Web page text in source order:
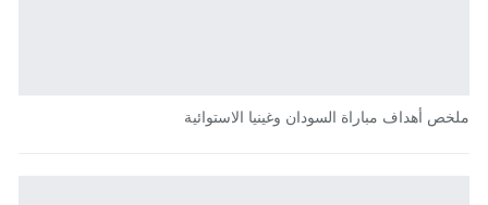
ملخص أهداف مباراة السودان وغينيا الاستوائية